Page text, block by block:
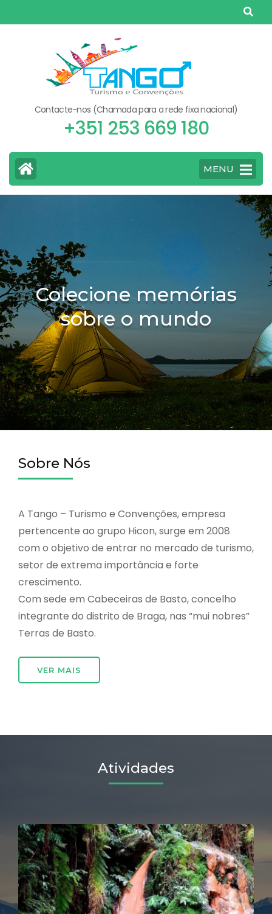
to
Contacte-nos (Chamada para a rede fixa nacional)
+351 253 669 180
MENU
Colecione memórias
sobre o mundo
Sobre Nós
A Tango – Turismo e Convenções, empresa
pertencente ao grupo Hicon, surge em 2008
com o objetivo de entrar no mercado de turismo,
setor de extrema importância e forte
crescimento.
Com sede em Cabeceiras de Basto, concelho
integrante do distrito de Braga, nas “mui nobres”
Terras de Basto.
VER MAIS
Atividades